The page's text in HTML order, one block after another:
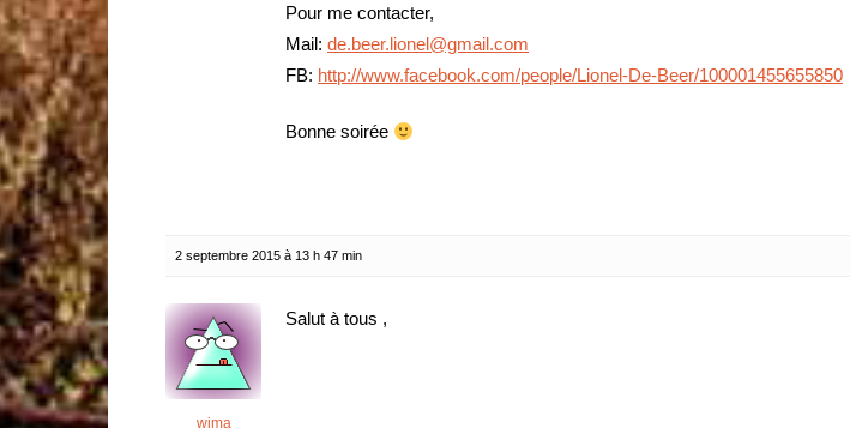
Pour me contacter,
Mail: de.beer.lionel@gmail.com
FB: http://www.facebook.com/people/Lionel-De-Beer/100001455655850
Bonne soirée
2 septembre 2015 à 13 h 47 min
wima
Salut à tous ,